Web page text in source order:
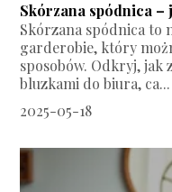
Skórzana spódnica –
Skórzana spódnica to
garderobie, który
sposobów. Odkryj, jak
bluzkami do biura, ca...
2025-05-18